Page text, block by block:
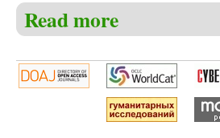
Read more